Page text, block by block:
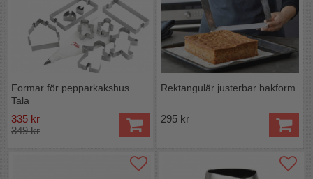
Formar för pepparkakshus
Tala
335 kr
349 kr
Rektangulär justerbar bakform
295 kr